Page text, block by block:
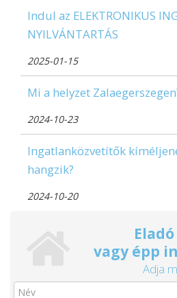
Indul az ELEKTRONIKUS
NYILVÁNTARTÁS
2025-01-15
Mi a helyzet
2024-10-23
Ingatlanközvetítők
hangzik?
2024-10-20
vagy épp
Adja